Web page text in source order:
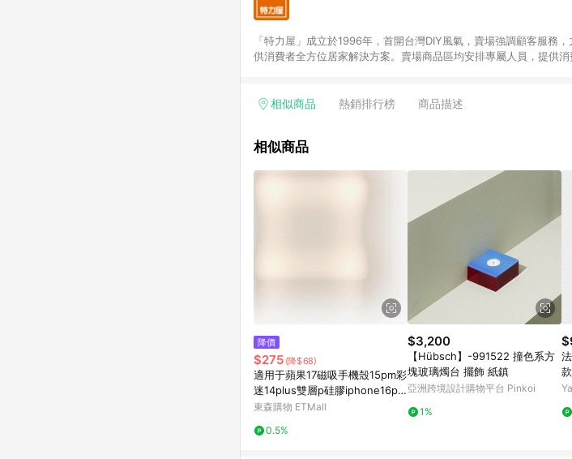
「特力屋」成立於1996年，首開台灣DIY風氣，賣場強調顧客服務
供消費者全方位居家解決方案。賣場商品區均安排專屬人員，提供
升服務質感，期望每一位來店顧客，能輕鬆挑選到商品(Simple to
相似商品 熱銷排行榜 商品描述
相似商品
降價
$275 (降$68)
適用于蘋果17磁吸手機殼15pm彩
迷14plus雙層p硅膠iphone16pr
omax軍旅保護套戰術防摔高級耐
東森購物 ETMall
0.5%
$3,200
【Hübsch】-991522 撞色系方
塊玻璃燭台 擺飾 紙鎮
亞洲跨境設計購物平台 Pinkoi
1%